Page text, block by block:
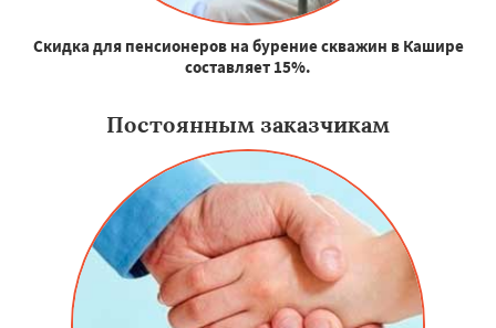
Скидка для пенсионеров на бурение скважин в Кашире
составляет 15%.
Постоянным заказчикам